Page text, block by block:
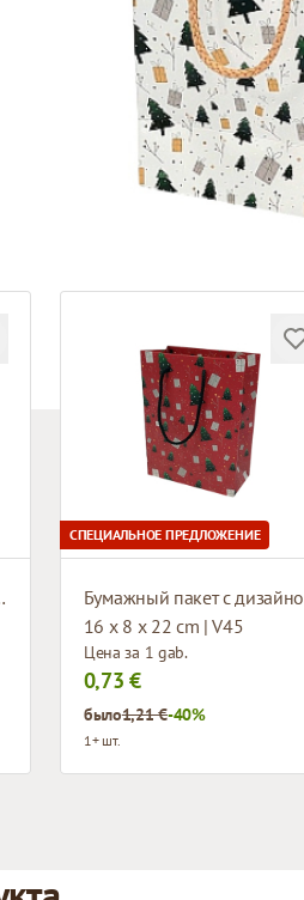
понравиться
ручками
СПЕЦИАЛЬНОЕ ПРЕДЛОЖЕНИЕ
16 x 8 x 22 cm | V45
Цена за 1 gab.
0,73 €
было1,21 €-40%
1+ шт.